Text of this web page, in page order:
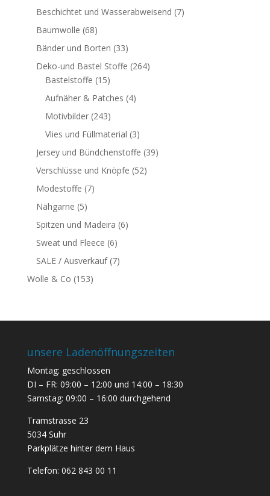
Beschichtet und Wasserabweisend (7)
Baumwolle (68)
Bänder und Borten (33)
Deko-und Bastel Stoffe (264)
Bastelstoffe (15)
Aufnäher & Patches (4)
Motivbilder (243)
Vlies und Füllmaterial (3)
Jersey und Bündchenstoffe (39)
Verschlüsse und Knöpfe (52)
Modestoffe (7)
Nähgarne (5)
Spitzen und Madeira (6)
Sweat und Fleece (6)
SALE / Ausverkauf (7)
Wolle & Co (153)
unsere Ladenöffnungszeiten
Montag: geschlossen
DI – FR: 09:00 – 12:00 und 14:00 – 18:30
Samstag: 09:00 – 16:00 durchgehend
Tramstrasse 23
5034 Suhr
Parkplätze hinter dem Haus
Telefon: 062 843 00 11